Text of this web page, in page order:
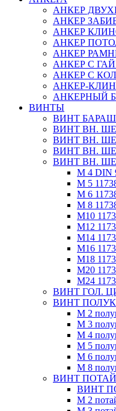
АНКЕР
АНКЕР
АНКЕР
АНКЕР
АНКЕР
АНКЕР С
АНКЕР С
АНКЕР-КЛИН
АНКЕРНЫЙ
ВИНТЫ
ВИНТ
ВИНТ ВН.
ВИНТ ВН.
ВИНТ ВН.
ВИНТ ВН.
М 4 DIN
М 5
М 6
М 8
М10
М12
М14
М16
М18
М20
М24
ВИНТ ГОЛ.
ВИНТ
М 2
М 3
М 4
М 5
М 6
М 8
ВИНТ ПОТАЙ
ВИНТ
М 2